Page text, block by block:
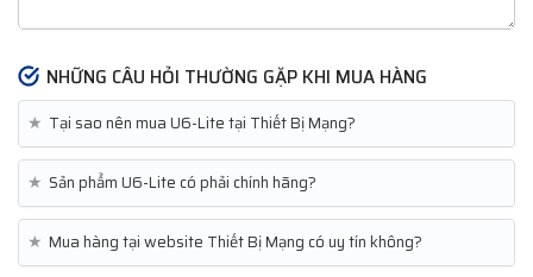
NHỮNG CÂU HỎI THƯỜNG GẶP KHI MUA HÀNG
★ Tại sao nên mua U6-Lite tại Thiết Bị Mạng?
★ Sản phẩm U6-Lite có phải chính hãng?
★ Mua hàng tại website Thiết Bị Mạng có uy tín không?